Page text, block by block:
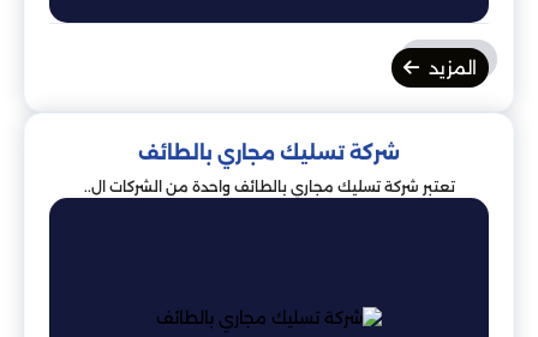
المزيد
شركة تسليك مجاري بالطائف
تعتبر شركة تسليك مجاري بالطائف واحدة من الشركات ال..